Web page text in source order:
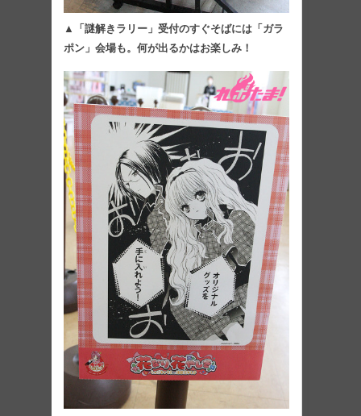
▲「謎解きラリー」受付のすぐそばには「ガラ
ポン」会場も。何が出るかはお楽しみ！